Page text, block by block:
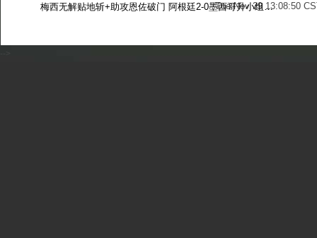
Tue Nov 29 13:08:50
梅西无解贴地斩+助攻恩佐破门 阿根廷2-0墨西哥升小组第二